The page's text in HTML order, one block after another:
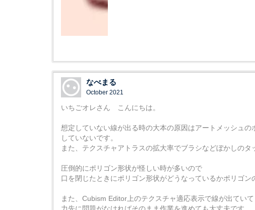
なべまる
October 2021
いちごオレさん こんにちは。
想定していない線が出る時の大本の原因はアートメッシュ
していないです。
また、テクスチャアトラスの拡大率でブラシなどぼかしの
圧倒的にポリゴン形状が怪しい時が多いので
口を閉じたときにポリゴン形状がどうなっているかポリゴン
また、Cubism Editor上のテクスチャ適応表示で線が出てい